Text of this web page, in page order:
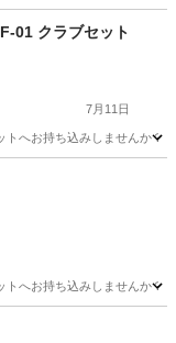
01 クラブセット
7月11日
お持ち込みしませんか？
お持ち込みしませんか？